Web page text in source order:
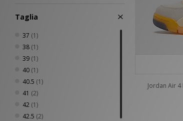
Taglia
37 (1)
38 (1)
39 (1)
40 (1)
40.5 (1)
41 (2)
42 (1)
42.5 (2)
Jordan Air 4